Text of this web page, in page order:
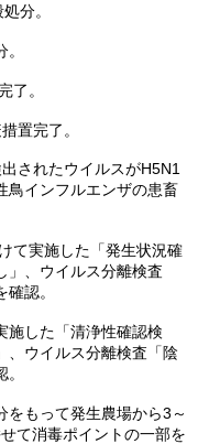
分。
了。
置完了。
されたウイルスがH5N1
鳥インフルエンザの患畜
て実施した「発生状況確
」、ウイルス分離検査
認。
施した「清浄性確認検
、ウイルス分離検査「陰
もって発生農場から3～
て消毒ポイントの一部を